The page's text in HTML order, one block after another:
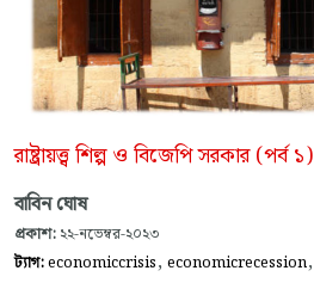
রাষ্ট্রায়ত্ত্ব শিল্প ও বিজেপি সরকার (পর্ব ১)
বাবিন ঘোষ
প্রকাশ: ২২-নভেম্বর-২০২৩
ট্যাগ:economiccrisis, economicrecession,